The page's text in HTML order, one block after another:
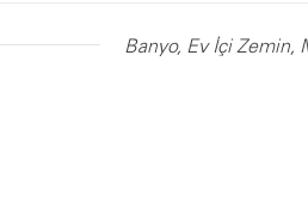
Banyo, Ev İçi Zemin,